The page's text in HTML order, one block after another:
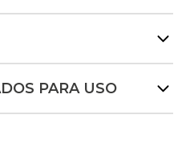
PARA USO